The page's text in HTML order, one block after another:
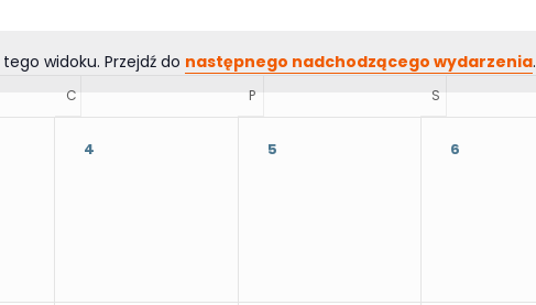
widoku. Przejdź do następnego nadchodzącego wydarzenia.
C P S
4 5 6